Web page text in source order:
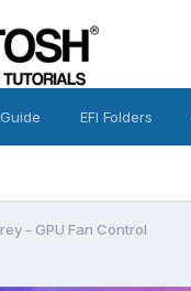
EFI Folders
- GPU Fan Control